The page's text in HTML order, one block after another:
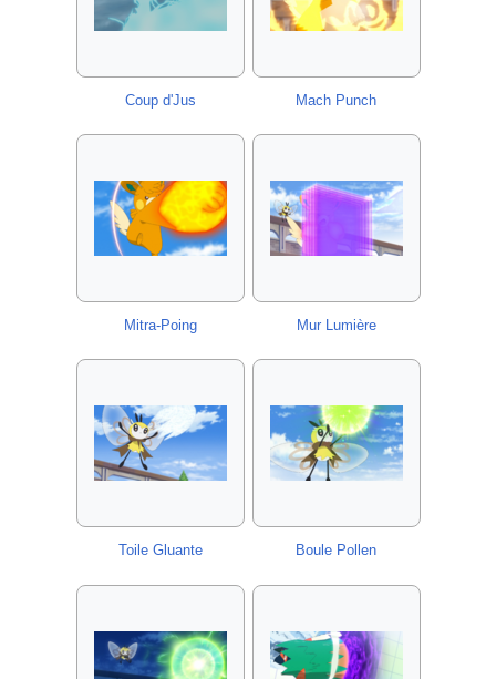
Coup d'Jus Mach Punch
Mitra-Poing Mur Lumière
Toile Gluante Boule Pollen